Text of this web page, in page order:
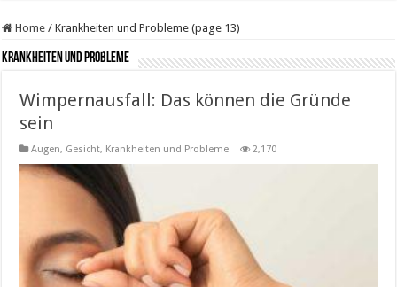
Home / Krankheiten und Probleme (page 13)
Krankheiten und Probleme
Wimpernausfall: Das können die Gründe
sein
Augen, Gesicht, Krankheiten und Probleme 2,170